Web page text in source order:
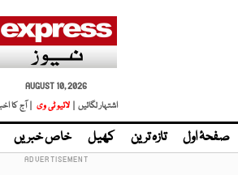
AUGUST 10, 2026
اشتہار لگائیں |
لائیو ٹی وی | آج کا
صفحۂ اول تازہ ترین کھیل خاص خبریں